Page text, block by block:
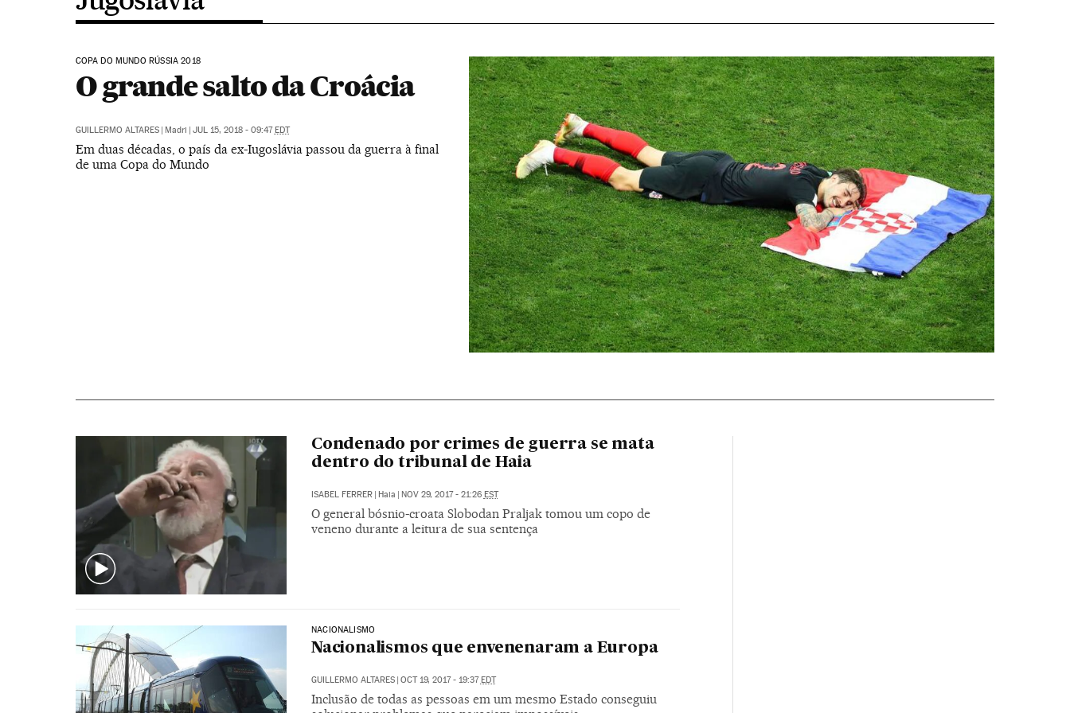
COPA DO MUNDO RÚSSIA 2018
O grande salto da Croácia
GUILLERMO ALTARES | Madri | JUL 15, 2018 - 09:47EDT
Em duas décadas, o país da ex-Iugoslávia passou da guerra à final
de uma Copa do Mundo
Condenado por crimes de guerra se mata
dentro do tribunal de Haia
ISABEL FERRER | Haia | NOV 29, 2017 - 21:26 EST
O general bósnio-croata Slobodan Praljak tomou um copo de
veneno durante a leitura de sua sentença
NACIONALISMO
Nacionalismos que envenenaram a Europa
GUILLERMO ALTARES OCT 19, 2017 - 19:37 EDT
Inclusão de todas as pessoas em um mesmo Estado conseguiu